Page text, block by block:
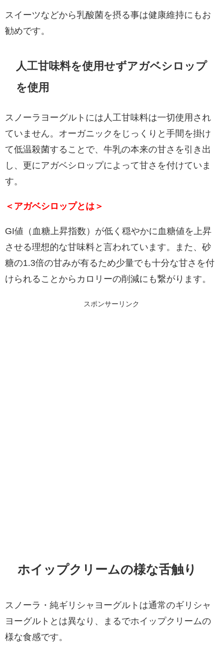
スイーツなどから乳酸菌を摂る事は健康維持にもお
勧めです。
人工甘味料を使用せずアガベシロップ
を使用
スノーラヨーグルトには人工甘味料は一切使用され
ていません。オーガニックをじっくりと手間を掛け
て低温殺菌することで、牛乳の本来の甘さを引き出
し、更にアガベシロップによって甘さを付けていま
す。
＜アガベシロップとは＞
GI値（血糖上昇指数）が低く穏やかに血糖値を上昇
させる理想的な甘味料と言われています。また、砂
糖の1.3倍の甘みが有るため少量でも十分な甘さを付
けられることからカロリーの削減にも繋がります。
スポンサーリンク
ホイップクリームの様な舌触り
スノーラ・純ギリシャヨーグルトは通常のギリシャ
ヨーグルトとは異なり、まるでホイップクリームの
様な食感です。